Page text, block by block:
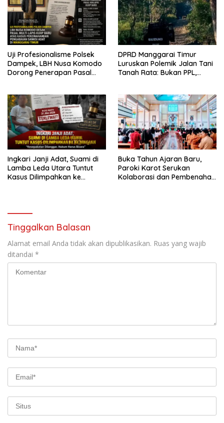
Uji Profesionalisme Polsek
Dampek, LBH Nusa Komodo
Dorong Penerapan Pasal
Pengabaian Sanksi Adat
DPRD Manggarai Timur
Luruskan Polemik Jalan Tani
Tanah Rata: Bukan PPL,
Ingkari Janji Adat, Suami di
Lamba Leda Utara Tuntut
Kasus Dilimpahkan ke
Buka Tahun Ajaran Baru,
Paroki Karot Serukan
Kolaborasi dan Pembenahan
Tinggalkan Balasan
Alamat email Anda tidak akan dipublikasikan. Ruas yang wajib
ditandai *